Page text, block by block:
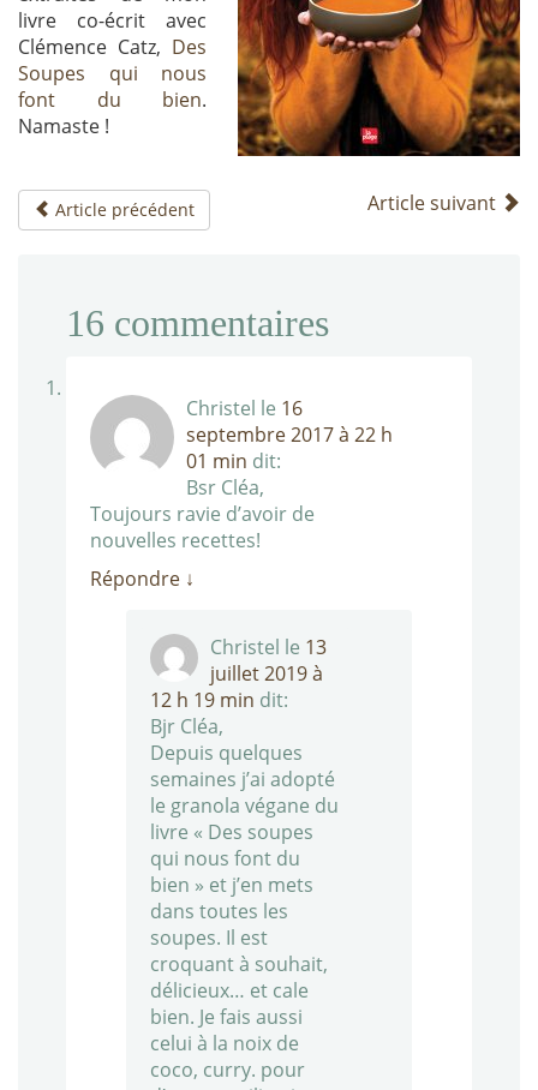
livre co-écrit avec
Clémence Catz, Des
Soupes qui nous
font du bien.
Namaste !
Article précédent Article suivant
16 commentaires
Christel le 16
septembre 2017 à 22 h
01 min dit:
Bsr Cléa,
Toujours ravie d’avoir de
nouvelles recettes!
Répondre ↓
Christel le 13
juillet 2019 à
12 h 19 min dit:
Bjr Cléa,
Depuis quelques
semaines j’ai adopté
le granola végane du
livre « Des soupes
qui nous font du
bien » et j’en mets
dans toutes les
soupes. Il est
croquant à souhait,
délicieux… et cale
bien. Je fais aussi
celui à la noix de
coco, curry. pour